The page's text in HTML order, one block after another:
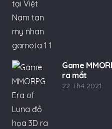
Game
ra mắt
22 Th4 2021